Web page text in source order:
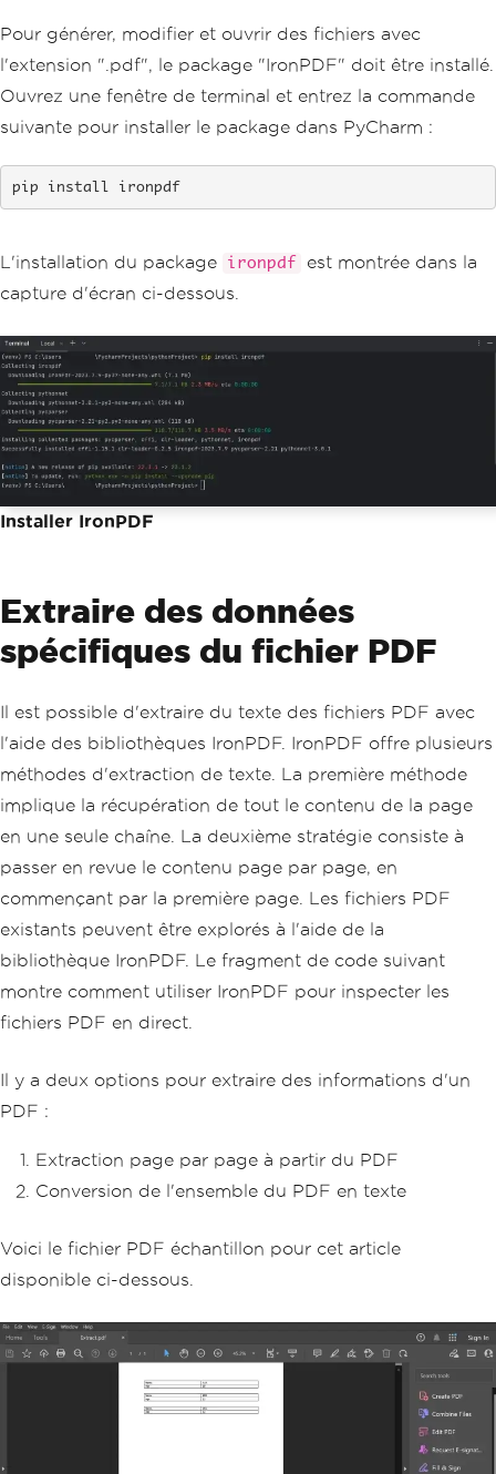
Pour générer, modifier et ouvrir des fichiers avec
l'extension ".pdf", le package "IronPDF" doit être installé.
Ouvrez une fenêtre de terminal et entrez la commande
suivante pour installer le package dans PyCharm :
pip install ironpdf
L'installation du package ironpdf
est montrée dans la
capture d'écran ci-dessous.
Installer IronPDF
Extraire des données
spécifiques du fichier PDF
Il est possible d'extraire du texte des fichiers PDF avec
l'aide des bibliothèques IronPDF. IronPDF offre plusieurs
méthodes d'extraction de texte. La première méthode
implique la récupération de tout le contenu de la page
en une seule chaîne. La deuxième stratégie consiste à
passer en revue le contenu page par page, en
commençant par la première page. Les fichiers PDF
existants peuvent être explorés à l'aide de la
bibliothèque IronPDF. Le fragment de code suivant
montre comment utiliser IronPDF pour inspecter les
fichiers PDF en direct.
Il y a deux options pour extraire des informations d'un
PDF :
Extraction page par page à partir du PDF
Conversion de l'ensemble du PDF en texte
Voici le fichier PDF échantillon pour cet article
disponible ci-dessous.